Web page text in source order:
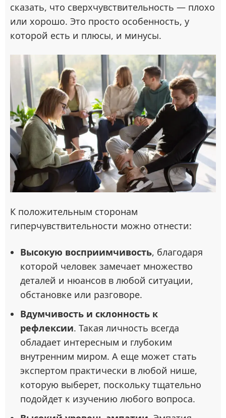
сказать, что сверхчувствительность — плохо
или хорошо. Это просто особенность, у
которой есть и плюсы, и минусы.
К положительным сторонам
гиперчувствительности можно отнести:
Высокую восприимчивость, благодаря
которой человек замечает множество
деталей и нюансов в любой ситуации,
обстановке или разговоре.
Вдумчивость и склонность к
рефлексии. Такая личность всегда
обладает интересным и глубоким
внутренним миром. А еще может стать
экспертом практически в любой нише,
которую выберет, поскольку тщательно
подойдет к изучению любого вопроса.